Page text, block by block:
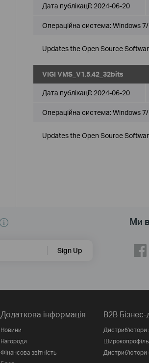
Дата публікації: 2024-06-20
Операційна система: Windows
Updates the Open Source
VIGI VMS_V1.5.42_32bits
Дата публікації: 2024-06-20
Операційна система: Windows
Updates the Open Source
Sign Up
Ми
Додаткова інформація
Новини
Нагороди
Фінансова звітність
B2B
Дистриб'ютори
Дистриб'ютори